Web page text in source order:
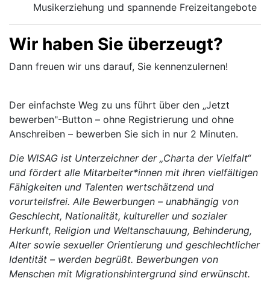
Musikerziehung und spannende Freizeitangebote
Wir haben Sie überzeugt?
Dann freuen wir uns darauf, Sie kennenzulernen!
Der einfachste Weg zu uns führt über den „Jetzt
bewerben"-Button – ohne Registrierung und ohne
Anschreiben – bewerben Sie sich in nur 2 Minuten.
Die WISAG ist Unterzeichner der „Charta der Vielfalt“
und fördert alle Mitarbeiter*innen mit ihren vielfältigen
Fähigkeiten und Talenten wertschätzend und
vorurteilsfrei. Alle Bewerbungen – unabhängig von
Geschlecht, Nationalität, kultureller und sozialer
Herkunft, Religion und Weltanschauung, Behinderung,
Alter sowie sexueller Orientierung und geschlechtlicher
Identität – werden begrüßt. Bewerbungen von
Menschen mit Migrationshintergrund sind erwünscht.